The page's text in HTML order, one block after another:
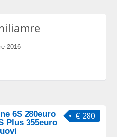
2016
€ 280
6S 280euro
Plus 355euro